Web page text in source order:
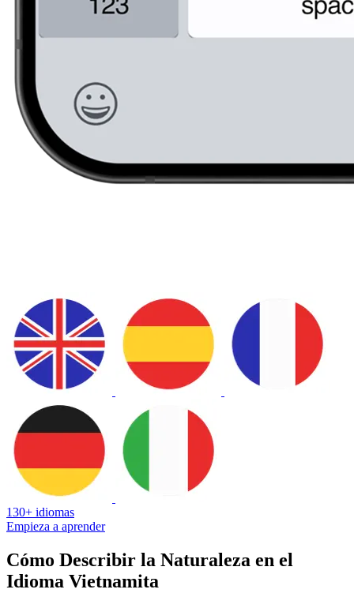
130+ idiomas
Empieza a aprender
Cómo Describir la Naturaleza en el
Idioma Vietnamita